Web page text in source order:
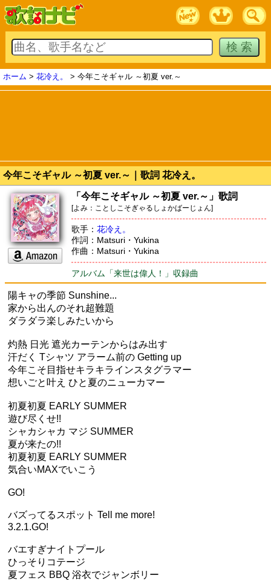
ホーム > 花冷え。 > 今年こそギャル ～初夏 ver.～
今年こそギャル ～初夏 ver.～｜歌詞 花冷え。
「今年こそギャル ～初夏 ver.～」歌詞
[よみ：ことしこそぎゃるしょかばーじょん]
歌手： 花冷え。
作詞：Matsuri・Yukina
作曲：Matsuri・Yukina
アルバム「来世は偉人！」収録曲
陽キャの季節 Sunshine...
家から出んのそれ超難題
ダラダラ楽しみたいから
灼熱 日光 遮光カーテンからはみ出す
汗だく Tシャツ アラーム前の Getting up
今年こそ目指せキラキラインスタグラマー
想いごと叶え ひと夏のニューカマー
初夏初夏 EARLY SUMMER
遊び尽くせ!!
シャカシャカ マジ SUMMER
夏が来たの!!
初夏初夏 EARLY SUMMER
気合いMAXでいこう
GO!
バズってるスポット Tell me more!
3.2.1.GO!
バエすぎナイトプール
ひっそりコテージ
夏フェス BBQ 浴衣でジャンボリー